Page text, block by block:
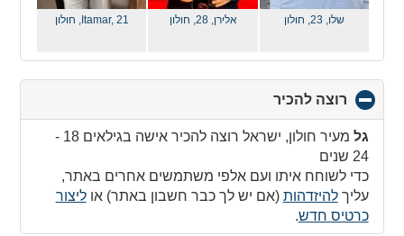
שלו, 23, חולון אלירן, 28, חולון Itamar, 21, חולון
רוצה להכיר
to
collapse
גל
מעיר חולון, ישראל רוצה להכיר אישה בגילאים 18 -
24 שנים
כדי לשוחח איתו ועם אלפי משתמשים אחרים באתר,
עליךלהיזדהות (אם יש לך כבר חשבון באתר) אוליצור
כרטיס חדש.